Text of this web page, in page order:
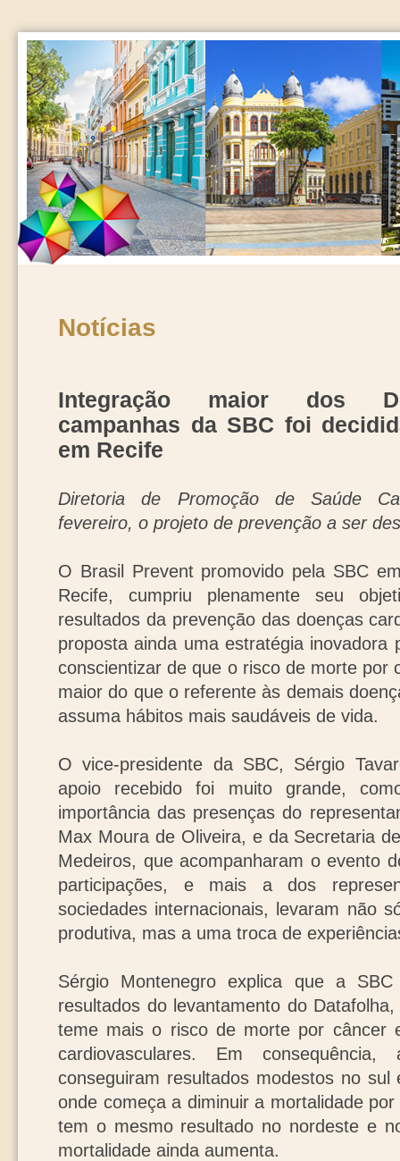
Notícias
Integração maior dos
campanhas da SBC foi
em Recife
Diretoria de Promoção de Saúde
fevereiro, o projeto de prevenção a ser
O Brasil Prevent promovido pela SBC
Recife, cumpriu plenamente seu
resultados da prevenção das doenças
proposta ainda uma estratégia inovadora
conscientizar de que o risco de morte por
maior do que o referente às demais
assuma hábitos mais saudáveis de vida.
O vice-presidente da SBC, Sérgio
apoio recebido foi muito grande,
importância das presenças do
Max Moura de Oliveira, e da Secretaria
Medeiros, que acompanharam o evento
participações, e mais a dos
sociedades internacionais, levaram não
produtiva, mas a uma troca de
Sérgio Montenegro explica que a
resultados do levantamento do
teme mais o risco de morte por câncer
cardiovasculares. Em
conseguiram resultados modestos no
onde começa a diminuir a mortalidade
tem o mesmo resultado no nordeste e
mortalidade ainda aumenta.